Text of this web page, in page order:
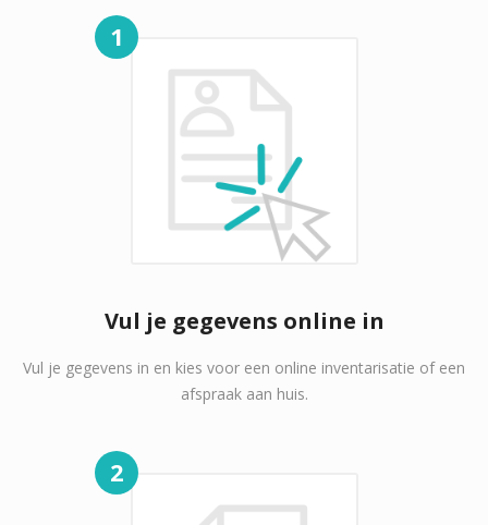
1
Vul je gegevens online in
Vul je gegevens in en kies voor een online inventarisatie of een
afspraak aan huis.
2